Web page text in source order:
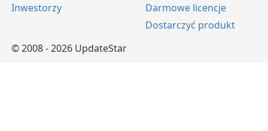
Inwestorzy
Darmowe licencje
Dostarczyć produkt
© 2008 - 2026 UpdateStar